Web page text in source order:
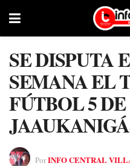
SE DISPUTA
SEMANA EL
FÚTBOL 5
PorINFO CENTRAL